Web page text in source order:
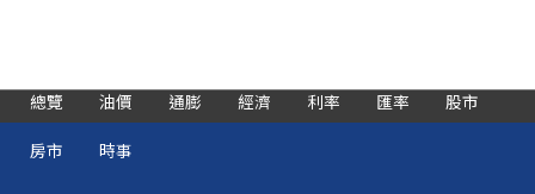
總覽 油價 通膨 經濟 利率 匯率 股市
房市 時事